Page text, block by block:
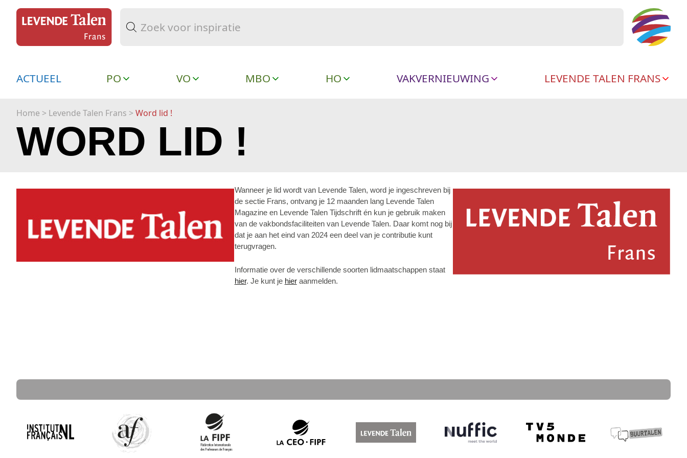
ACTUEEL PO VO MBO HO VAKVERNIEUWING LEVENDE TALEN FRANS
Home > Levende Talen Frans >Word lid !
WORD LID !
Wanneer je lid wordt van Levende Talen, word je ingeschreven bij
de sectie Frans, ontvang je 12 maanden lang Levende Talen
Magazine en Levende Talen Tijdschrift én kun je gebruik maken
van de vakbondsfaciliteiten van Levende Talen. Daar komt nog bij
dat je aan het eind van 2024 een deel van je contributie kunt
terugvragen.
Informatie over de verschillende soorten lidmaatschappen staat
hier. Je kunt je hieraanmelden.